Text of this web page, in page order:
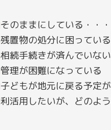
そのままにしている・・・
残置物の処分に困っている
相続手続きが済んでいない
管理が困難になっている
子どもが地元に戻る予定
利活用したいが、どのよ